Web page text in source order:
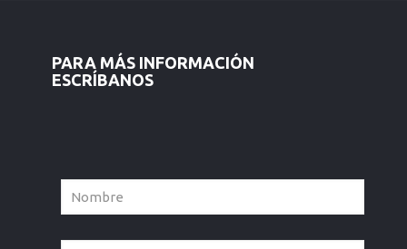
PARA MÁS INFORMACIÓN
ESCRÍBANOS